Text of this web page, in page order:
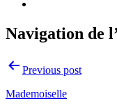
Navigation de
Previous post
Mademoiselle